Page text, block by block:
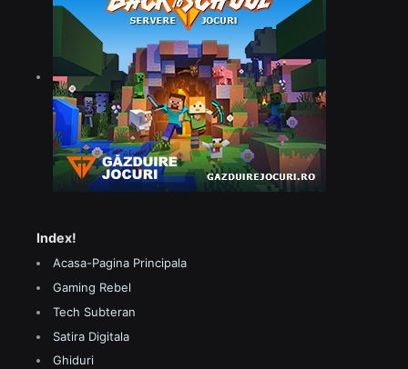
Index!
Acasa-Pagina Principala
Gaming Rebel
Tech Subteran
Satira Digitala
Ghiduri